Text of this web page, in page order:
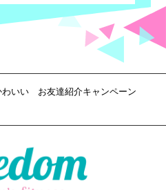
いい お友達紹介キャンペーン